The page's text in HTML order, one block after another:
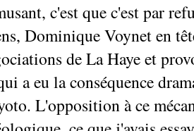
c'est que c'est par
Dominique Voynet en
de La Haye et
a eu la conséquence
L'opposition à ce